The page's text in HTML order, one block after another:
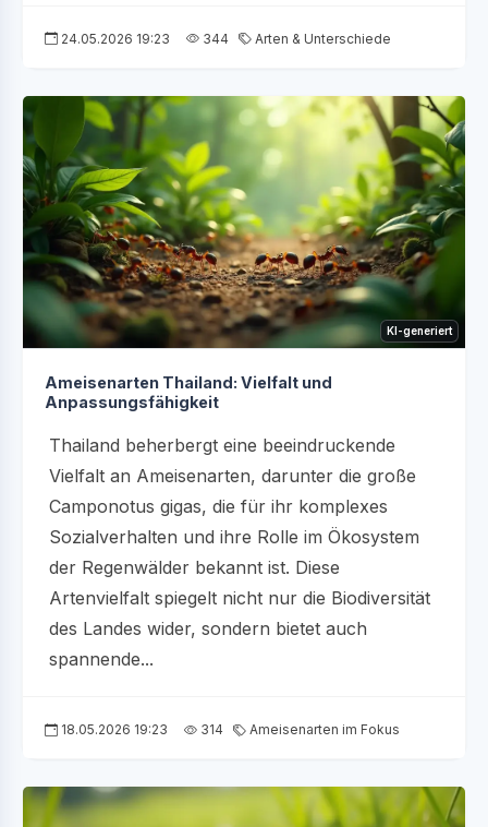
24.05.2026 19:23 344 Arten & Unterschiede
KI-generiert
Ameisenarten Thailand: Vielfalt und
Anpassungsfähigkeit
Thailand beherbergt eine beeindruckende
Vielfalt an Ameisenarten, darunter die große
Camponotus gigas, die für ihr komplexes
Sozialverhalten und ihre Rolle im Ökosystem
der Regenwälder bekannt ist. Diese
Artenvielfalt spiegelt nicht nur die Biodiversität
des Landes wider, sondern bietet auch
spannende...
18.05.2026 19:23 314 Ameisenarten im Fokus